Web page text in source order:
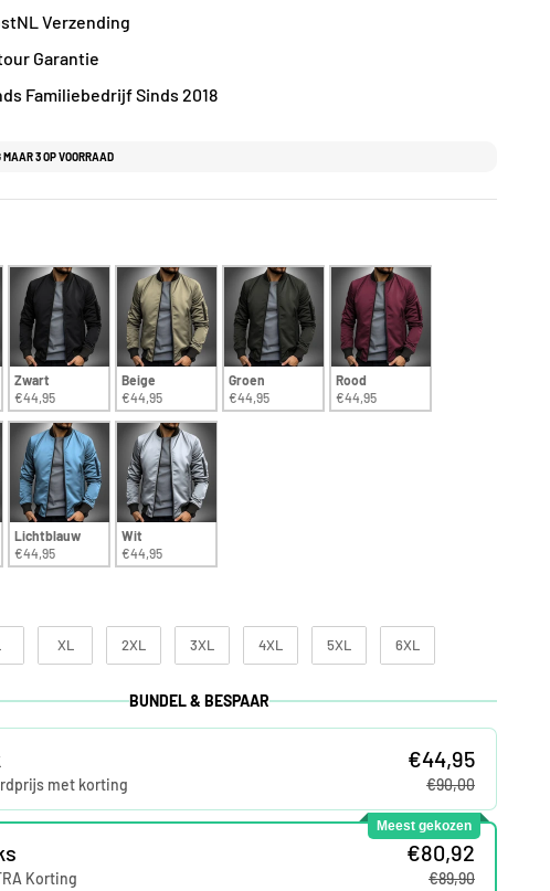
Verzending
Garantie
Familiebedrijf Sinds 2018
MAAR 3 OP VOORRAAD
Zwart
€44,95
Beige
€44,95
Groen
€44,95
Rood
€44,95
Lichtblauw
€44,95
Wit
€44,95
XL 2XL 3XL 4XL 5XL 6XL
BUNDEL & BESPAAR
met korting
€44,95
€90,00
Meest gekozen
Korting
€80,92
€89,90